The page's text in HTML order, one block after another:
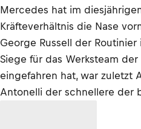
Mercedes hat im
Kräfteverhältnis die Nase
George Russell der Routinier
Siege für das Werksteam der
eingefahren hat, war zuletzt
Antonelli der schnellere der